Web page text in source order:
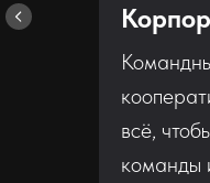
всё,
команды